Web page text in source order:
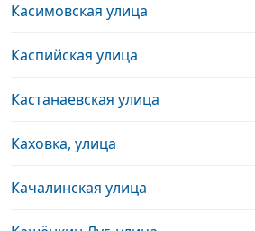
Касимовская улица
Каспийская улица
Кастанаевская улица
Каховка, улица
Качалинская улица